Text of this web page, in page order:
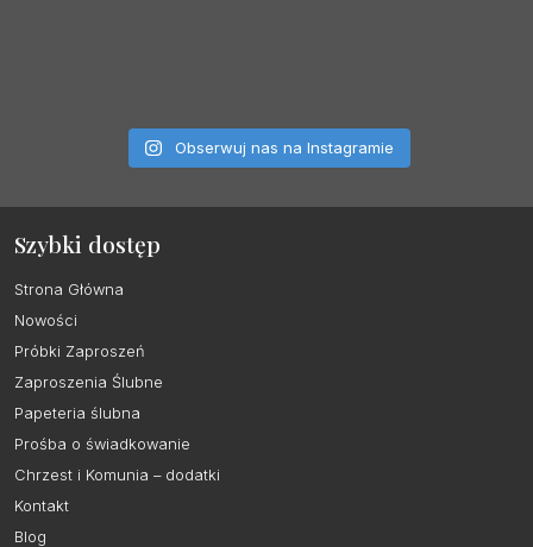
Obserwuj nas na Instagramie
Szybki dostęp
Strona Główna
Nowości
Próbki Zaproszeń
Zaproszenia Ślubne
Papeteria ślubna
Prośba o świadkowanie
Chrzest i Komunia – dodatki
Kontakt
Blog